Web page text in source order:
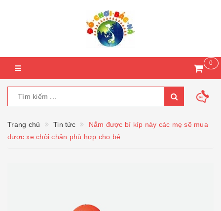
0
Trang chủ Tin tức
Nắm được bí kíp này các mẹ sẽ mua
được xe chòi chân phù hợp cho bé